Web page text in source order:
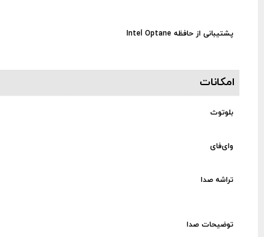
پشتیبانی از حافظه Intel Optane
امکانات
بلوتوث
وای‌فای
تراشه صدا
توضیحات صدا